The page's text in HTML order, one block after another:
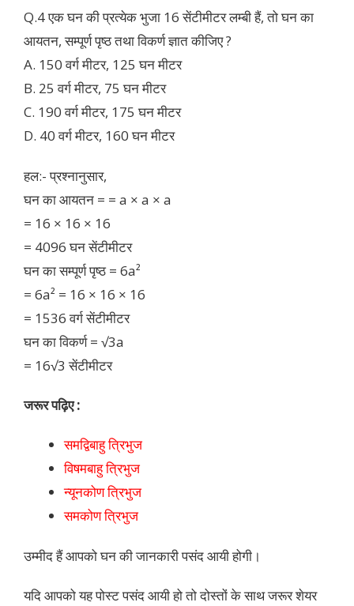
Q.4 एक घन की प्रत्येक भुजा 16 सेंटीमीटर लम्बी हैं, तो घन का
आयतन, सम्पूर्ण पृष्ठ तथा विकर्ण ज्ञात कीजिए ?
A. 150 वर्ग मीटर, 125 घन मीटर
B. 25 वर्ग मीटर, 75 घन मीटर
C. 190 वर्ग मीटर, 175 घन मीटर
D. 40 वर्ग मीटर, 160 घन मीटर
हल:- प्रश्नानुसार,
घन का आयतन = = a × a × a
= 16 × 16 × 16
= 4096 घन सेंटीमीटर
घन का सम्पूर्ण पृष्ठ = 6a²
= 6a² = 16 × 16 × 16
= 1536 वर्ग सेंटीमीटर
घन का विकर्ण = √3a
= 16√3 सेंटीमीटर
जरूर पढ़िए :
समद्विबाहु त्रिभुज
विषमबाहु त्रिभुज
न्यूनकोण त्रिभुज
समकोण त्रिभुज
उम्मीद हैं आपको घन की जानकारी पसंद आयी होगी।
यदि आपको यह पोस्ट पसंद आयी हो तो दोस्तों के साथ जरूर शेयर